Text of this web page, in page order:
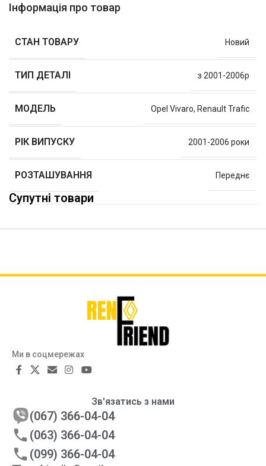
Інформація про товар
СТАН ТОВАРУ Новий
ТИП ДЕТАЛІ з 2001-2006р
МОДЕЛЬ Opel Vivaro, Renault Trafic
РІК ВИПУСКУ 2001-2006 роки
РОЗТАШУВАННЯ Переднє
Супутні товари
Ми в соцмережах
Зв'язатись з нами
(067) 366-04-04
(063) 366-04-04
(099) 366-04-04